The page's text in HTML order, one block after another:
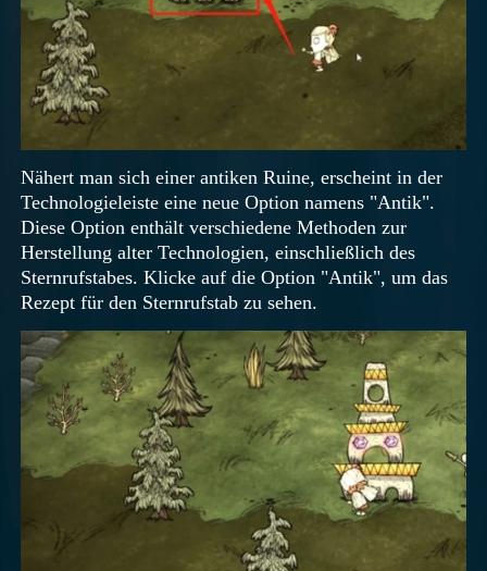
Nähert man sich einer antiken Ruine, erscheint in der
Technologieleiste eine neue Option namens "Antik".
Diese Option enthält verschiedene Methoden zur
Herstellung alter Technologien, einschließlich des
Sternrufstabes. Klicke auf die Option "Antik", um das
Rezept für den Sternrufstab zu sehen.